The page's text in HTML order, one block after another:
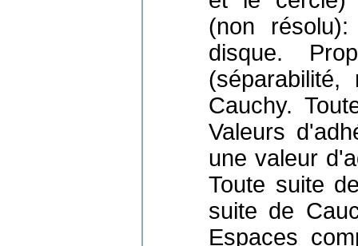
(non
disque.
Cauchy.
Valeurs
une valeur
Toute suite
suite de
Espaces